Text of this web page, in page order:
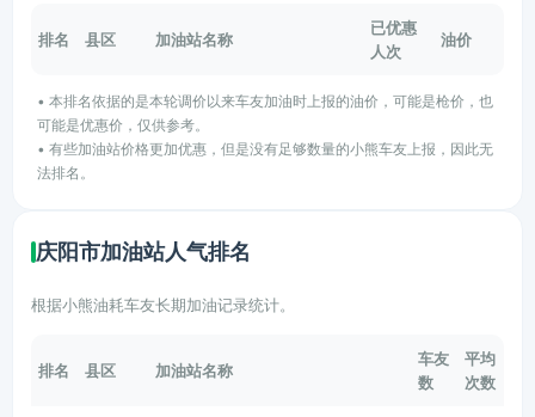
排名 县区 加油站名称
已优惠
人次
油价
• 本排名依据的是本轮调价以来车友加油时上报的油价，可能是枪价，也
可能是优惠价，仅供参考。
• 有些加油站价格更加优惠，但是没有足够数量的小熊车友上报，因此无
法排名。
庆阳市加油站人气排名
根据小熊油耗车友长期加油记录统计。
排名 县区 加油站名称
车友
数
平均
次数